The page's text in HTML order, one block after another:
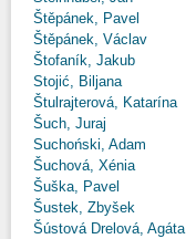
Štěpánek, Pavel
Štěpánek, Václav
Štofaník, Jakub
Stojić, Biljana
Štulrajterová, Katarína
Šuch, Juraj
Suchoński, Adam
Šuchová, Xénia
Šuška, Pavel
Šustek, Zbyšek
Šústová Drelová, Agáta